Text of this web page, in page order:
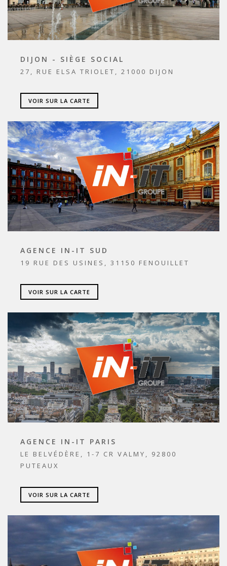
DIJON - SIÈGE SOCIAL
27, RUE ELSA TRIOLET, 21000 DIJON
VOIR SUR LA CARTE
AGENCE IN-IT SUD
19 RUE DES USINES, 31150 FENOUILLET
VOIR SUR LA CARTE
AGENCE IN-IT PARIS
LE BELVÉDÈRE, 1-7 CR VALMY, 92800
PUTEAUX
VOIR SUR LA CARTE